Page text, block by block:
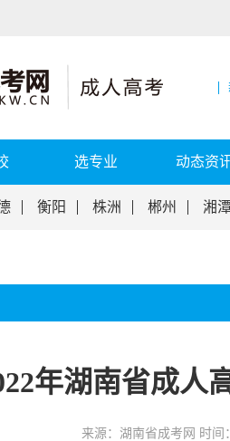
选专业 动态资
衡阳 株洲 郴州 湘
年湖南省成人
来源：湖南省成考网 时间